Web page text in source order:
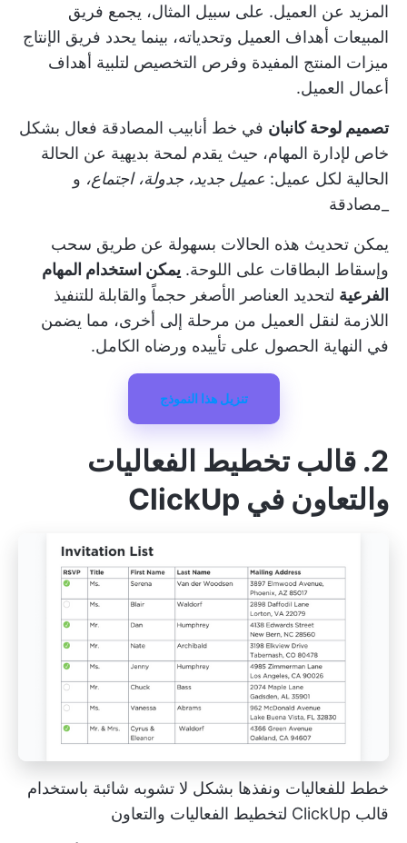
المزيد عن العميل. على سبيل المثال، يجمع فريق
المبيعات أهداف العميل وتحدياته، بينما يحدد فريق الإنتاج
ميزات المنتج المفيدة وفرص التخصيص لتلبية أهداف
أعمال العميل.
تصميم لوحة كانبان في خط أنابيب المصادقة فعال بشكل
خاص لإدارة المهام، حيث يقدم لمحة بديهية عن الحالة
الحالية لكل عميل: عميل جديد، جدولة، اجتماع، و
_مصادقة
يمكن تحديث هذه الحالات بسهولة عن طريق سحب
وإسقاط البطاقات على اللوحة. يمكن استخدام المهام
الفرعية لتحديد العناصر الأصغر حجماً والقابلة للتنفيذ
اللازمة لنقل العميل من مرحلة إلى أخرى، مما يضمن
في النهاية الحصول على تأييده ورضاه الكامل.
تنزيل هذا النموذج
2. قالب تخطيط الفعاليات
والتعاون في ClickUp
خطط للفعاليات ونفذها بشكل لا تشوبه شائبة باستخدام
قالب ClickUp لتخطيط الفعاليات والتعاون